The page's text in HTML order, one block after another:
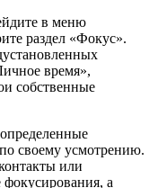
в меню
раздел «Фокус».
время»,
собственные
своему усмотрению.
или
а